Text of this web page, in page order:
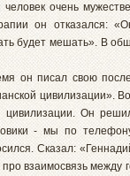
очень
он отказался:
будет мешать». В
он писал свою
цивилизации».
цивилизации. Он
- мы по
Сказал:
взаимосвязь между